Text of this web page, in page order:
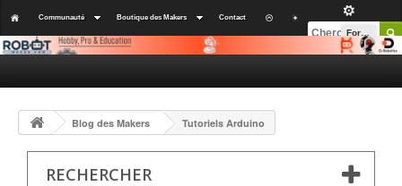
Communauté Boutique des Makers Contact
Forums
Blog des Makers Tutoriels Arduino
RECHERCHER